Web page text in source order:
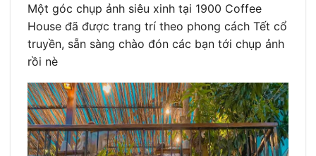
Một góc chụp ảnh siêu xinh tại 1900 Coffee
House đã được trang trí theo phong cách Tết cổ
truyền, sẵn sàng chào đón các bạn tới chụp ảnh
rồi nè